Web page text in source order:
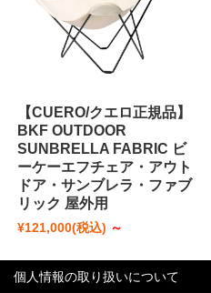
【CUERO/クエロ正規品】
BKF OUTDOOR
SUNBRELLA FABRIC ビ
ーケーエフチェア・アウト
ドア・サンブレラ・ファブ
リック 屋外用
¥121,000(税込) ～
個人情報の取り扱いについて